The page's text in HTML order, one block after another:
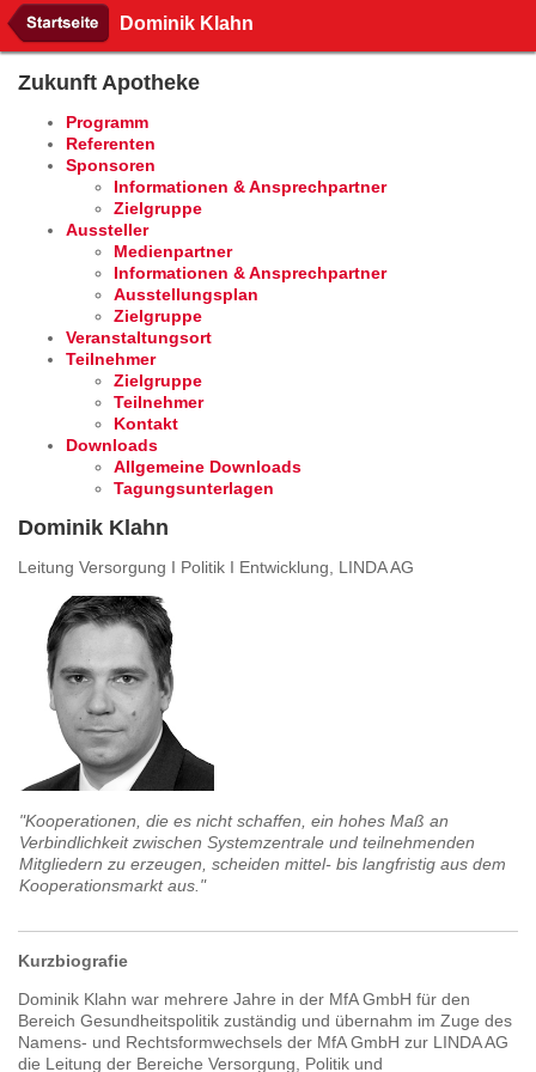
Dominik Klahn
Zukunft Apotheke
Programm
Referenten
Sponsoren
Informationen & Ansprechpartner
Zielgruppe
Aussteller
Medienpartner
Informationen & Ansprechpartner
Ausstellungsplan
Zielgruppe
Veranstaltungsort
Teilnehmer
Zielgruppe
Teilnehmer
Kontakt
Downloads
Allgemeine Downloads
Tagungsunterlagen
Dominik Klahn
Leitung Versorgung I Politik I Entwicklung, LINDA AG
"Kooperationen, die es nicht schaffen, ein hohes Maß an
Verbindlichkeit zwischen Systemzentrale und teilnehmenden
Mitgliedern zu erzeugen, scheiden mittel- bis langfristig aus dem
Kooperationsmarkt aus."
Kurzbiografie
Dominik Klahn war mehrere Jahre in der MfA GmbH für den
Bereich Gesundheitspolitik zuständig und übernahm im Zuge des
Namens- und Rechtsformwechsels der MfA GmbH zur LINDA AG
die Leitung der Bereiche Versorgung, Politik und